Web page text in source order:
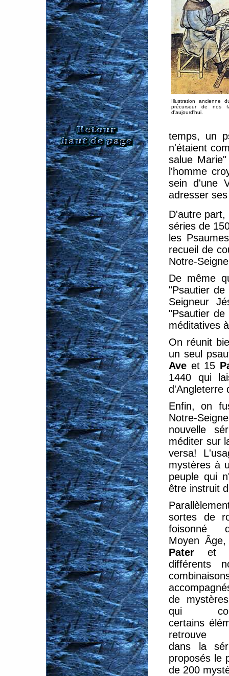
Illustration ancienne
précurseur de nos
d'aujourd'hui.
temps, un
n'étaient
salue
l'homme
sein d'une
adresser
D'autre part,
séries de
les
recueil de
Notre-
De même
"Psautier de
Seigneur
"Psautier de
méditatives
On réunit
un seul
Ave et 15
1440 qui
d'Angleterre
Enfin, on
Notre-
nouvelle
méditer sur
versa!
mystères à
peuple qui
être instruit
sortes de
foisonné
Moyen
Pater et
différents
de
qui
certains
retrouve
dans la
proposés le
de 200